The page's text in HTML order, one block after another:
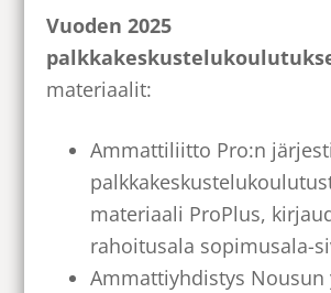
Vuoden 2025
materiaalit:
Ammattiliitto Pro:n
materiaali ProPlus,
rahoitusala sopimusala-
Ammattiyhdistys Nousun